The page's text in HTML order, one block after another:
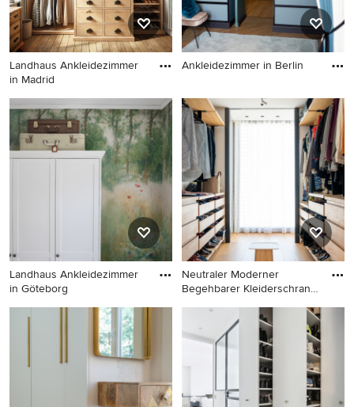
Landhaus Ankleidezimmer
in Madrid
Landhaus Ankleidezimmer in
Madrid
Ankleidezimmer in Berlin
Landhaus Ankleidezimmer
in Göteborg
Landhaus Ankleidezimmer in
Neutraler Moderner
Begehbarer Kleiderschrank
Neutraler Moderner
Begehbarer Kleiderschrank
mit flächenbündigen
Schrankfronten, hellbraunen
Holzschränken, braunem
Holzboden und braunem